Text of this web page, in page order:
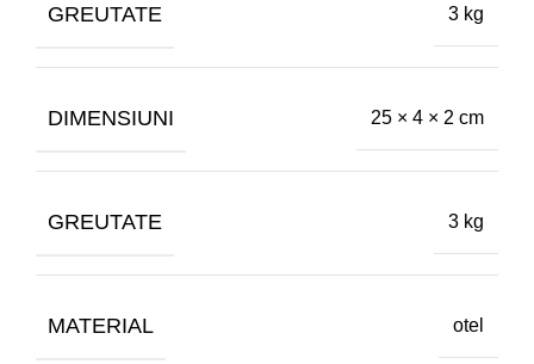
GREUTATE 3 kg
DIMENSIUNI 25 × 4 × 2 cm
GREUTATE 3 kg
MATERIAL otel